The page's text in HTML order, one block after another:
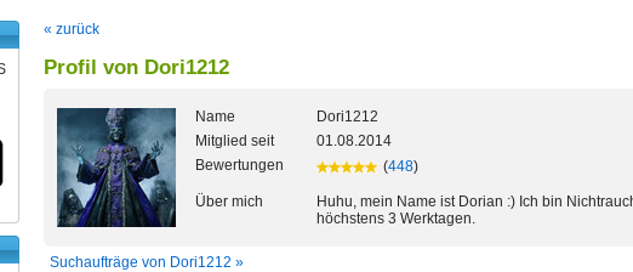
« zurück
Profil von Dori1212
Name
Dori1212
Mitglied seit
01.08.2014
Bewertungen
(448)
Über mich
Huhu, mein Name ist Dorian :) Ich bin
höchstens 3 Werktagen.
Suchaufträge von Dori1212 »